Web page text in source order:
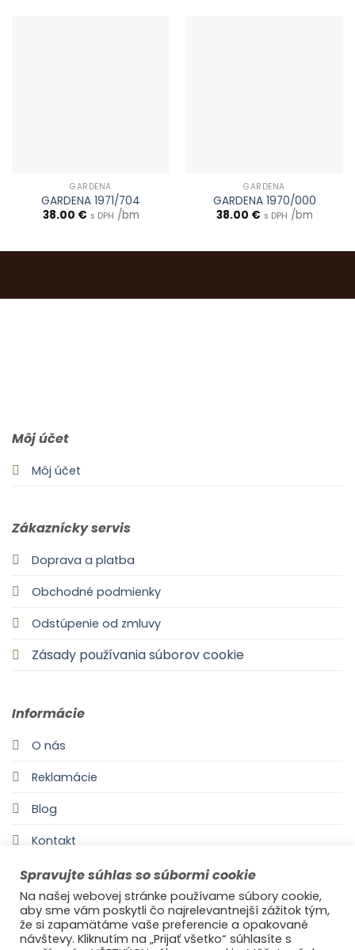
GARDENA
GARDENA 1971/704
38.00 € s DPH /bm
GARDENA
GARDENA 1970/000
38.00 € s DPH /bm
Môj účet
Môj účet
Zákaznícky servis
Doprava a platba
Obchodné podmienky
Odstúpenie od zmluvy
Zásady používania súborov cookie
Informácie
O nás
Reklamácie
Blog
Kontakt
Spravujte súhlas so súbormi cookie
Na našej webovej stránke používame súbory cookie,
aby sme vám poskytli čo najrelevantnejší zážitok tým,
že si zapamätáme vaše preferencie a opakované
návštevy. Kliknutím na „Prijať všetko“ súhlasíte s